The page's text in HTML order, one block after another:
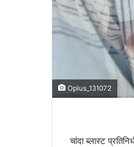
Oplus_131072
चांदा ब्लास्ट